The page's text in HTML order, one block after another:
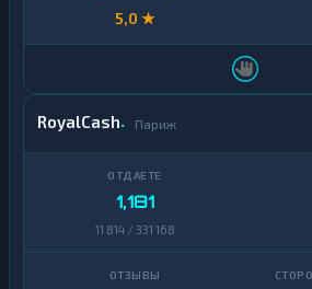
5,0 ★
RoyalCash Париж
1,181
11 814 / 331 168